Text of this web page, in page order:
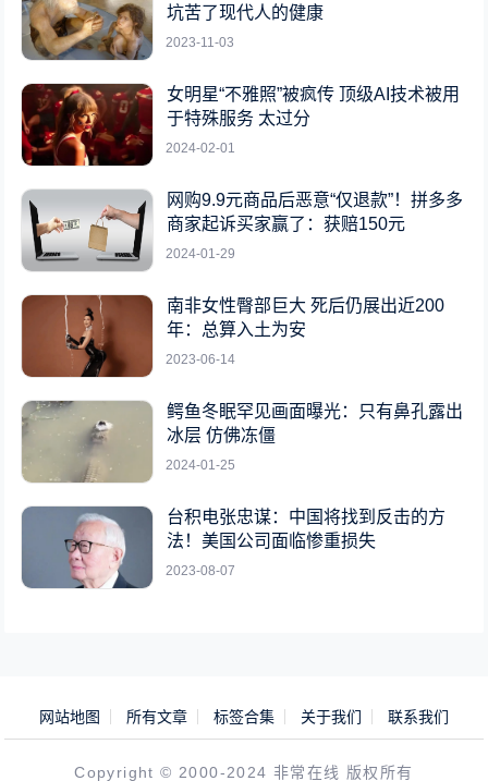
坑苦了现代人的健康
2023-11-03
女明星“不雅照”被疯传 顶级AI技术被用
于特殊服务 太过分
2024-02-01
网购9.9元商品后恶意“仅退款”！拼多多
商家起诉买家赢了：获赔150元
2024-01-29
南非女性臀部巨大 死后仍展出近200
年：总算入土为安
2023-06-14
鳄鱼冬眠罕见画面曝光：只有鼻孔露出
冰层 仿佛冻僵
2024-01-25
台积电张忠谋：中国将找到反击的方
法！美国公司面临惨重损失
2023-08-07
网站地图 所有文章 标签合集 关于我们 联系我们
Copyright © 2000-2024 非常在线 版权所有